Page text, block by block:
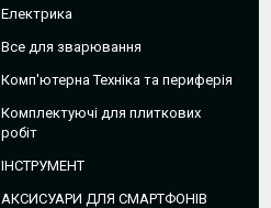
Електрика
Все для зварювання
Комп'ютерна Техніка та периферія
Комплектуючі для плиткових
робіт
ІНСТРУМЕНТ
АКСИСУАРИ ДЛЯ СМАРТФОНІВ